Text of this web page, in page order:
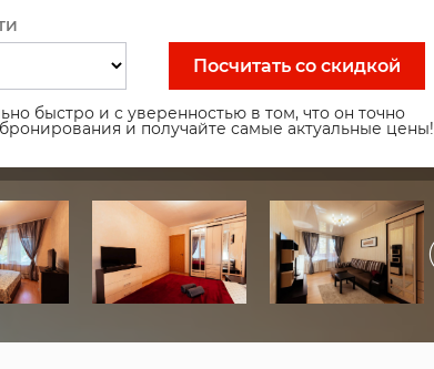
Посчитать со скидкой
быстро и с уверенностью в том, что он точно
и получайте самые актуальные цены!